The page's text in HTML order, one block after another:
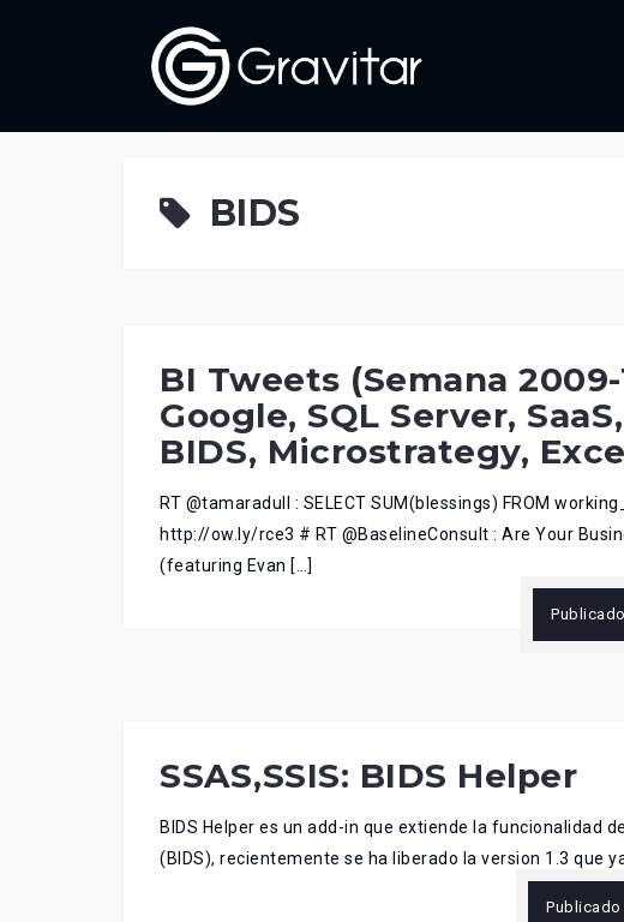
BIDS
BI Tweets (Semana 2009-
Google, SQL Server,
BIDS, Microstrategy,
RT @tamaradull : SELECT SUM(blessings) FROM
http://ow.ly/rce3 # RT @BaselineConsult : Are Your
(featuring Evan […]
SSAS,SSIS: BIDS Helper
BIDS Helper es un add-in que extiende la funcionalidad
(BIDS), recientemente se ha liberado la version 1.3 que
Publicado